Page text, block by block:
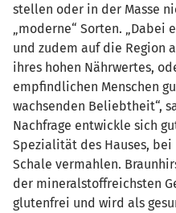
stellen oder in der Masse
„moderne“ Sorten.
und zudem auf die Region
ihres hohen Nährwertes,
empfindlichen Menschen
wachsenden Beliebtheit“,
Nachfrage entwickle sich
Spezialität des Hauses,
Schale vermahlen.
der mineralstoffreichsten
glutenfrei und wird als